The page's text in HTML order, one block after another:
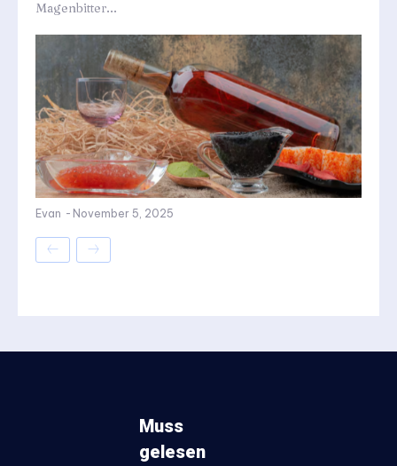
Magenbitter...
Evan - November 5, 2025
Muss
gelesen